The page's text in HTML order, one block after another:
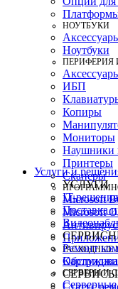
НОУТБУКИ
Ноутбуки
ПЕРИФЕРИЯ
ИБП
Копиры
Мониторы
Наушники
Принтеры
Сканеры
Microsoft
Microsoft
РАСХОДНЫЕ
СЕРВЕРЫ И
Услуги и
УСЛУГИ
IT-решения
Поставка
Ремонт
СЕРВИСЫ
Статус